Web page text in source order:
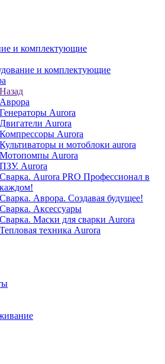
и комплектующие
и комплектующие
Назад
Аврора
Генераторы Aurora
Двигатели Aurora
Компрессоры Aurora
Культиваторы и мотоблоки aurora
Мотопомпы Aurora
ПЗУ. Aurora
Сварка. Aurora PRO Профессионал в
каждом!
Сварка. Аврора. Создавая будущее!
Сварка. Аксессуары
Сварка. Маски для сварки Aurora
Тепловая техника Aurora